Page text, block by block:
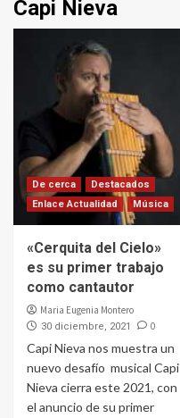
Capi Nieva
De cerca
Destacados
Enlace Actualidad
Música
«Cerquita del Cielo»
es su primer trabajo
como cantautor
Maria Eugenia Montero
30 diciembre, 2021 0
Capi Nieva nos muestra un
nuevo desafío musical Capi
Nieva cierra este 2021, con
el anuncio de su primer